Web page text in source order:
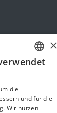
GERMAN
×
die
und für die
Wir nutzen